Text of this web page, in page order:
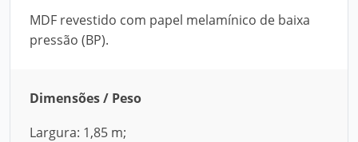
MDF revestido com papel melamínico de baixa
pressão (BP).
Dimensões / Peso
Largura: 1,85 m;